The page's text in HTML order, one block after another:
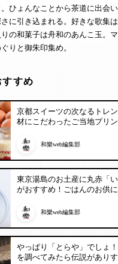
。ひょんなことから茶道に出会
に引き込まれる。好きな歌集
りの和菓子は舟和のあんこ玉。
りと御朱印集め。
すめ
京都スイーツの次なるトレ
材にこだわったご当地プリ
和樂web編集部
東京湯島のお土産に丸赤「い
がおすすめ！ごはんのお供に
和樂web編集部
やっぱり「とらや」でしょ
を調べてみたら伝説がありす